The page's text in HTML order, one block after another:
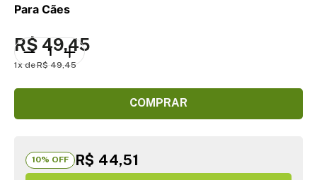
Para Cães
R$49,45
1 R$ 49,45
COMPRAR
10% OFF R$ 44,51